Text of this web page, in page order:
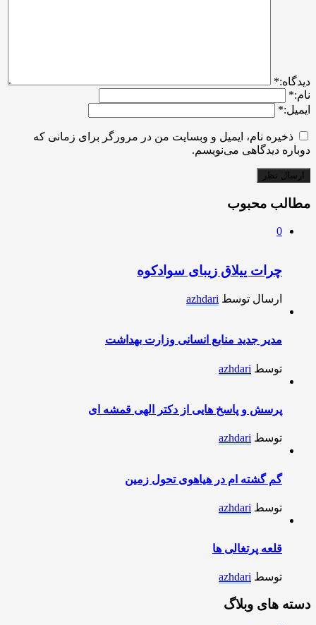
ديدگاه:*
نام:*
ایمیل:*
ذخیره نام، ایمیل و وبسایت من در مرورگر برای زمانی که
دوباره دیدگاهی می‌نویسم.
مطالب محبوب
0
چرات ییلاق زیبای سوادکوه
ارسال توسط azhdari
مدیر جدید منابع انسانی وزارت بهداشت
توسط azhdari
پرسش و پاسخ هایی از دکتر الهی قمشه ای
توسط azhdari
گم گشته ام در هیاهوی تحول زمین
توسط azhdari
قلعه پرتغالی ها
توسط azhdari
دسته های وبلاگ